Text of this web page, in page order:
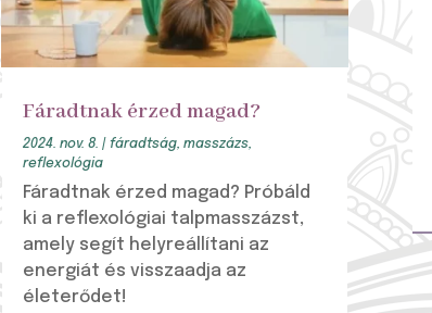
Fáradtnak érzed magad?
2024. nov. 8. | fáradtság, masszázs,
reflexológia
Fáradtnak érzed magad? Próbáld
ki a reflexológiai talpmasszázst,
amely segít helyreállítani az
energiát és visszaadja az
életerődet!